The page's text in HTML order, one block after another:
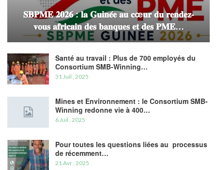
𝐒𝐁𝐏𝐌𝐄 𝟐𝟎𝟐𝟔 : 𝐥𝐚 𝐆𝐮𝐢𝐧𝐞́𝐞 𝐚𝐮 𝐜œ𝐮𝐫 𝐝𝐮 𝐫𝐞𝐧𝐝𝐞𝐳-
𝐯𝐨𝐮𝐬 𝐚𝐟𝐫𝐢𝐜𝐚𝐢𝐧 𝐝𝐞𝐬 𝐛𝐚𝐧𝐪𝐮𝐞𝐬 𝐞𝐭 𝐝𝐞𝐬 𝐏𝐌𝐄…
Santé au travail : Plus de 700 employés du
Consortium SMB-Winning…
31 Juil , 2025
Mines et Environnement : le Consortium SMB-
Winning redonne vie à 400…
6 Juil , 2025
Pour toutes les questions liées au processus
de récemment…
21 Avr , 2025